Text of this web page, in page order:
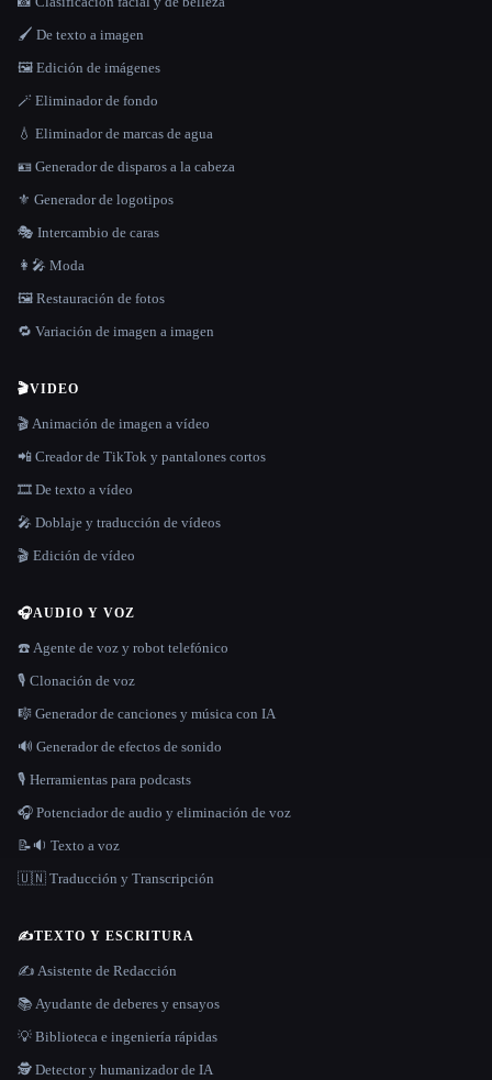
🖌️ De texto a imagen
🖼️ Edición de imágenes
🪄 Eliminador de fondo
💧 Eliminador de marcas de agua
🪪 Generador de disparos a la cabeza
⚜️ Generador de logotipos
🎭 Intercambio de caras
👩‍🎤 Moda
🖼️ Restauración de fotos
🔁 Variación de imagen a imagen
🎬VIDEO
🎬 Animación de imagen a vídeo
📲 Creador de TikTok y pantalones cortos
🎞️ De texto a vídeo
🎤 Doblaje y traducción de vídeos
🎬 Edición de vídeo
🎧AUDIO Y VOZ
☎️ Agente de voz y robot telefónico
🎙️ Clonación de voz
🎼 Generador de canciones y música con IA
🔊 Generador de efectos de sonido
🎙️ Herramientas para podcasts
🎧 Potenciador de audio y eliminación de voz
📝🔉 Texto a voz
🇺🇳 Traducción y Transcripción
✍️TEXTO Y ESCRITURA
✍️ Asistente de Redacción
📚 Ayudante de deberes y ensayos
💡 Biblioteca e ingeniería rápidas
🕵️ Detector y humanizador de IA